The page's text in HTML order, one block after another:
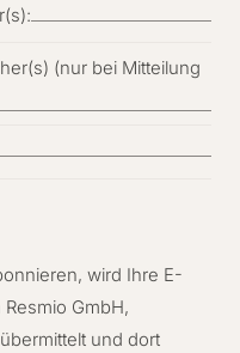
(nur bei Mitteilung
wird Ihre E-
GmbH,
und dort